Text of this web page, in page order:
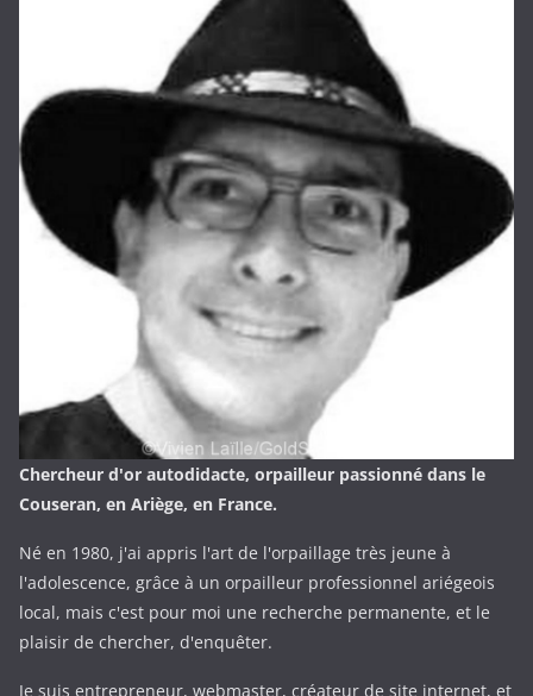
Chercheur d'or autodidacte, orpailleur passionné dans le
Couseran, en Ariège, en France.
Né en 1980, j'ai appris l'art de l'orpaillage très jeune à
l'adolescence, grâce à un orpailleur professionnel ariégeois
local, mais c'est pour moi une recherche permanente, et le
plaisir de chercher, d'enquêter.
Je suis entrepreneur, webmaster, créateur de site internet, et